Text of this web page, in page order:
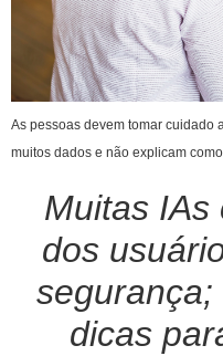
As pessoas devem tomar cuidado
muitos dados e não explicam
Muitas IAs
dos
dicas